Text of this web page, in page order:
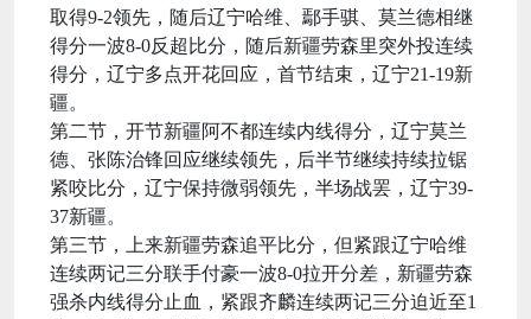
取得9-2领先，随后辽宁哈维、鄢手骐、莫兰德相继
得分一波8-0反超比分，随后新疆劳森里突外投连续
得分，辽宁多点开花回应，首节结束，辽宁21-19新
疆。
第二节，开节新疆阿不都连续内线得分，辽宁莫兰
德、张陈治锋回应继续领先，后半节继续持续拉锯
紧咬比分，辽宁保持微弱领先，半场战罢，辽宁39-
37新疆。
第三节，上来新疆劳森追平比分，但紧跟辽宁哈维
连续两记三分联手付豪一波8-0拉开分差，新疆劳森
强杀内线得分止血，紧跟齐麟连续两记三分迫近至1